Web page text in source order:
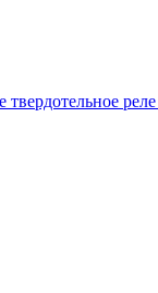
твердотельное